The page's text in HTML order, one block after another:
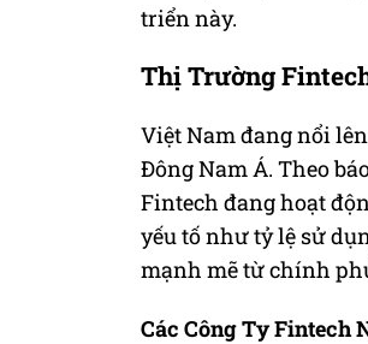
triển này.
Thị Trường
Việt Nam đang nổi
Đông Nam Á. Theo
Fintech đang hoạt
yếu tố như tỷ lệ sử
mạnh mẽ từ chính
Các Công Ty Fintech